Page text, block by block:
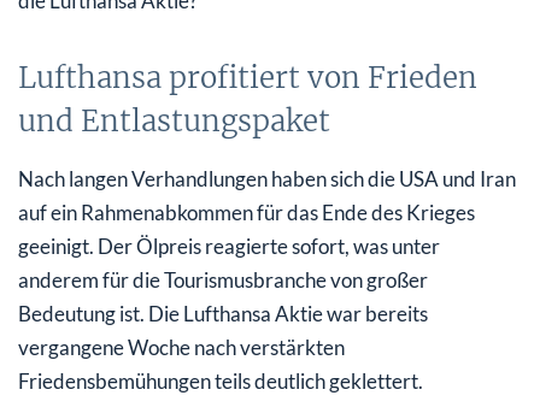
Lufthansa profitiert von Frieden
und Entlastungspaket
Nach langen Verhandlungen haben sich die USA und Iran
auf ein Rahmenabkommen für das Ende des Krieges
geeinigt. Der Ölpreis reagierte sofort, was unter
anderem für die Tourismusbranche von großer
Bedeutung ist. Die Lufthansa Aktie war bereits
vergangene Woche nach verstärkten
Friedensbemühungen teils deutlich geklettert.